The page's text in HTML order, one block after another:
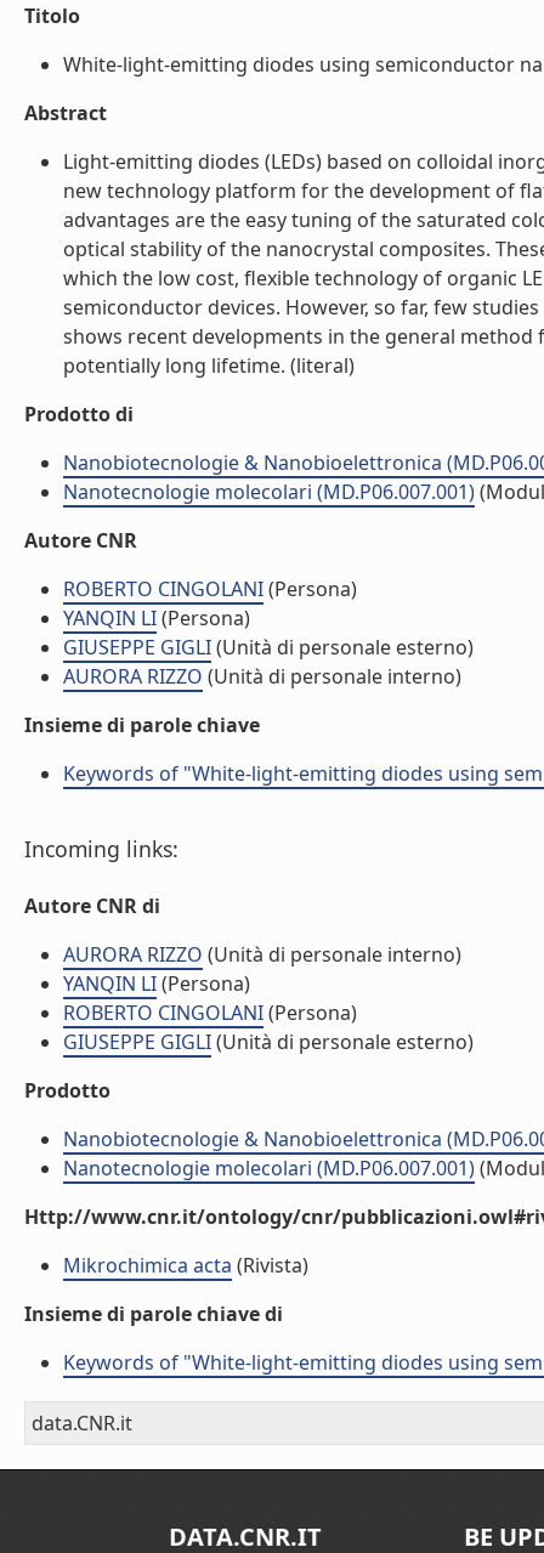
Titolo
White-light-emitting diodes using semiconductor
Abstract
Light-emitting diodes (LEDs) based on colloidal
new technology platform for the development of
advantages are the easy tuning of the saturated
optical stability of the nanocrystal composites.
which the low cost, flexible technology of organic
semiconductor devices. However, so far, few
shows recent developments in the general
potentially long lifetime. (literal)
Prodotto di
Nanobiotecnologie & Nanobioelettronica
Nanotecnologie molecolari (MD.P06.007.001)
Autore CNR
ROBERTO CINGOLANI(Persona)
YANQIN LI(Persona)
GIUSEPPE GIGLI(Unità di personale esterno)
AURORA RIZZO (Unità di personale interno)
Insieme di parole chiave
Keywords of "White-light-emitting diodes using
Incoming links:
Autore CNR di
AURORA RIZZO (Unità di personale interno)
YANQIN LI(Persona)
ROBERTO CINGOLANI(Persona)
GIUSEPPE GIGLI(Unità di personale esterno)
Prodotto
Nanobiotecnologie & Nanobioelettronica
Nanotecnologie molecolari (MD.P06.007.001)
Http://www.cnr.it/ontology/cnr/
Mikrochimica acta (Rivista)
Insieme di parole chiave di
Keywords of "White-light-emitting diodes using
data.CNR.it
DATA.CNR.IT BE